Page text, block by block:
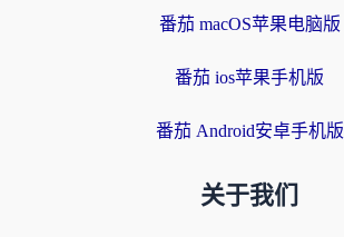
番茄 macOS苹果电脑版
番茄 ios苹果手机版
番茄 Android安卓手机版
关于我们